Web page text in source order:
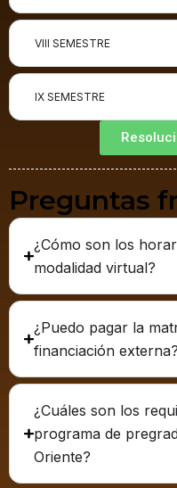
VIII SEMESTRE
IX SEMESTRE
Preguntas
¿Cómo son los
modalidad virtual?
¿Puedo pagar la
financiación externa?
¿Cuáles son los
programa de
Oriente?